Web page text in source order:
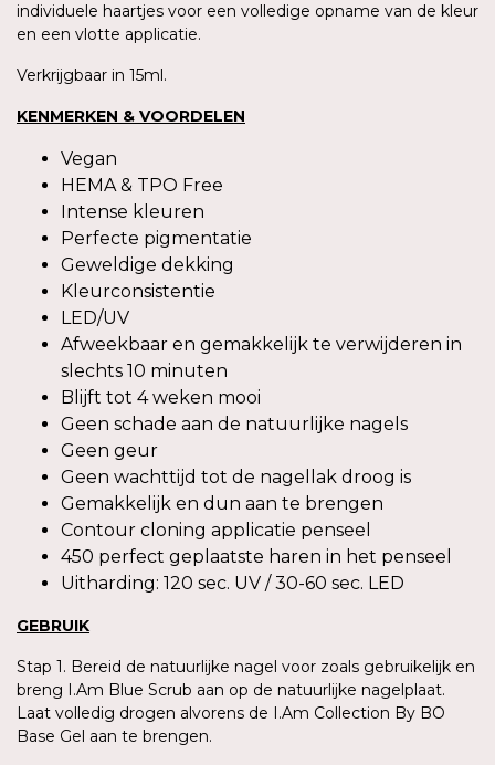
individuele haartjes voor een volledige opname van de kleur
en een vlotte applicatie.
Verkrijgbaar in 15ml.
KENMERKEN & VOORDELEN
Vegan
HEMA & TPO Free
Intense kleuren
Perfecte pigmentatie
Geweldige dekking
Kleurconsistentie
LED/UV
Afweekbaar en gemakkelijk te verwijderen in
slechts 10 minuten
Blijft tot 4 weken mooi
Geen schade aan de natuurlijke nagels
Geen geur
Geen wachttijd tot de nagellak droog is
Gemakkelijk en dun aan te brengen
Contour cloning applicatie penseel
450 perfect geplaatste haren in het penseel
Uitharding: 120 sec. UV / 30-60 sec. LED
GEBRUIK
Stap 1. Bereid de natuurlijke nagel voor zoals gebruikelijk en
breng I.Am Blue Scrub aan op de natuurlijke nagelplaat.
Laat volledig drogen alvorens de I.Am Collection By BO
Base Gel aan te brengen.